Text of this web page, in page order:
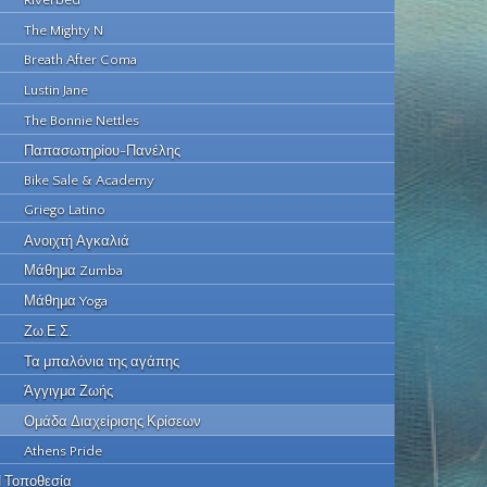
The Mighty N
Breath After Coma
Lustin Jane
The Bonnie Nettles
Παπασωτηρίου-Πανέλης
Bike Sale & Academy
Griego Latino
Ανοιχτή Αγκαλιά
Μάθημα Zumba
Μάθημα Yoga
Ζω.Ε.Σ.
Τα μπαλόνια της αγάπης
Άγγιγμα Ζωής
Ομάδα Διαχείρισης Κρίσεων
Athens Pride
Τοποθεσία